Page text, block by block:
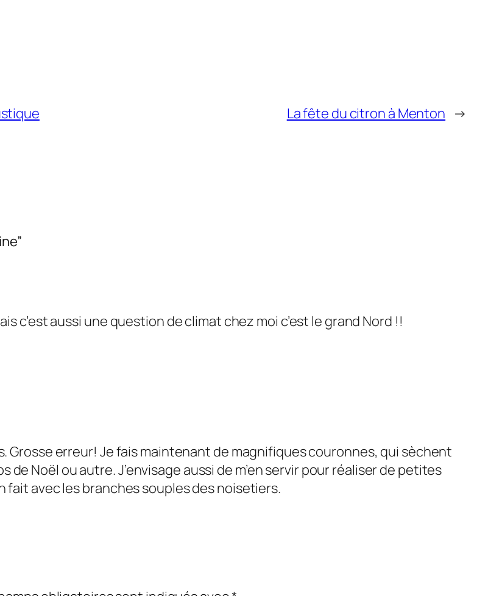
La fête du citron à Menton →
c’est aussi une question de climat chez moi c’est le grand Nord !!
Grosse erreur! Je fais maintenant de magnifiques couronnes, qui sèchent
Noël ou autre. J’envisage aussi de m’en servir pour réaliser de petites
fait avec les branches souples des noisetiers.